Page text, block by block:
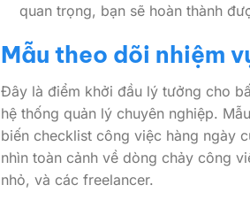
quan trọng, bạn sẽ hoàn thành
Mẫu theo dõi nhiệm
Đây là điểm khởi đầu lý tưởng cho
hệ thống quản lý chuyên nghiệp.
biến checklist công việc hàng ngày
nhìn toàn cảnh về dòng chảy công
nhỏ, và các freelancer.